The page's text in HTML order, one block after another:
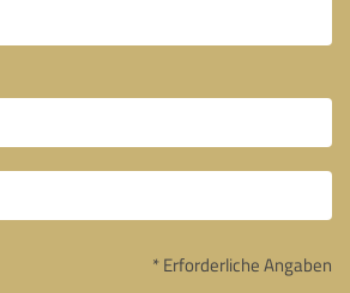
* Erforderliche Angaben